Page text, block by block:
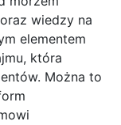
wiedzy na
elementem
która
Można to